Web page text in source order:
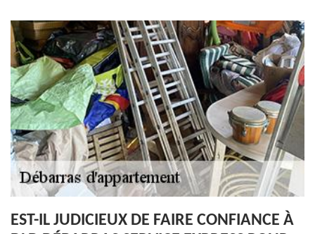
EST-IL JUDICIEUX DE FAIRE CONFIANCE À